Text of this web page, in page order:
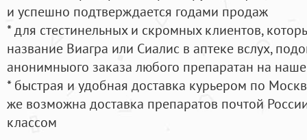
и успешно подтверждается годами продаж
* для стестинельных и скромных клиентов,
название Виагра или Сиалис в аптеке вслух,
анонимныого заказа любого препаратан на
* быстрая и удобная доставка курьером по
же возможна доставка препаратов почтой
классом